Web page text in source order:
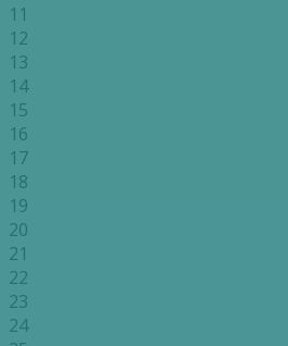
11
12
13
14
15
16
17
18
19
20
21
22
23
24